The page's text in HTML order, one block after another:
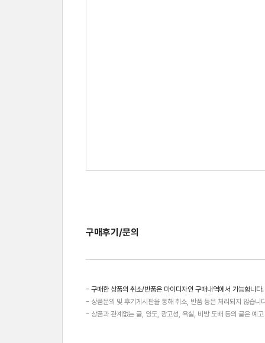
구매후기/문의
- 구매한 상품의 취소/반품은 마이디자인 구매내역에서 가능합니다.
- 상품문의 및 후기게시판을 통해 취소, 반품 등은 처리되지 않습니
- 상품과 관계없는 글, 양도, 광고성, 욕설, 비방 도배 등의 글은 예